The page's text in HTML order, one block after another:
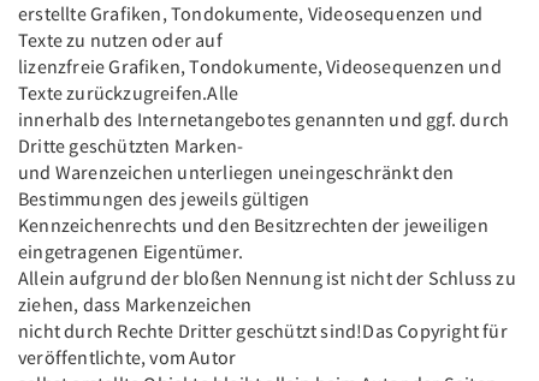
erstellte Grafiken, Tondokumente, Videosequenzen und
Texte zu nutzen oder auf
lizenzfreie Grafiken, Tondokumente, Videosequenzen und
Texte zurückzugreifen.Alle
innerhalb des Internetangebotes genannten und ggf. durch
Dritte geschützten Marken-
und Warenzeichen unterliegen uneingeschränkt den
Bestimmungen des jeweils gültigen
Kennzeichenrechts und den Besitzrechten der jeweiligen
eingetragenen Eigentümer.
Allein aufgrund der bloßen Nennung ist nicht der Schluss zu
ziehen, dass Markenzeichen
nicht durch Rechte Dritter geschützt sind!Das Copyright für
veröffentlichte, vom Autor